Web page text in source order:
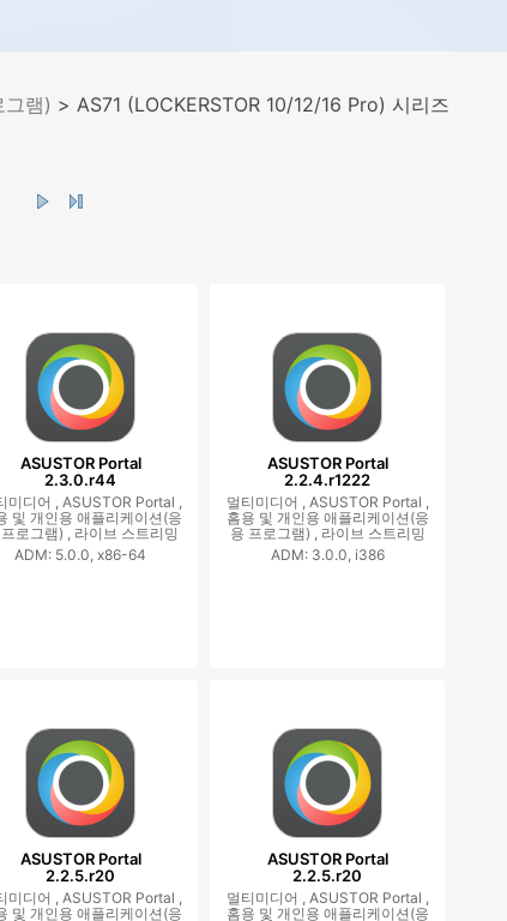
램) > AS71 (LOCKERSTOR 10/12/16 Pro) 시리즈
ASUSTOR Portal
2.3.0.r44
미디어 , ASUSTOR Portal ,
및 개인용 애플리케이션(응
로그램) , 라이브 스트리밍
ADM: 5.0.0, x86-64
ASUSTOR Portal
2.2.4.r1222
멀티미디어 , ASUSTOR Portal ,
홈용 및 개인용 애플리케이션(응
용 프로그램) , 라이브 스트리밍
ADM: 3.0.0, i386
ASUSTOR Portal
2.2.5.r20
미디어 , ASUSTOR Portal ,
및 개인용 애플리케이션(응
ASUSTOR Portal
2.2.5.r20
멀티미디어 , ASUSTOR Portal ,
홈용 및 개인용 애플리케이션(응